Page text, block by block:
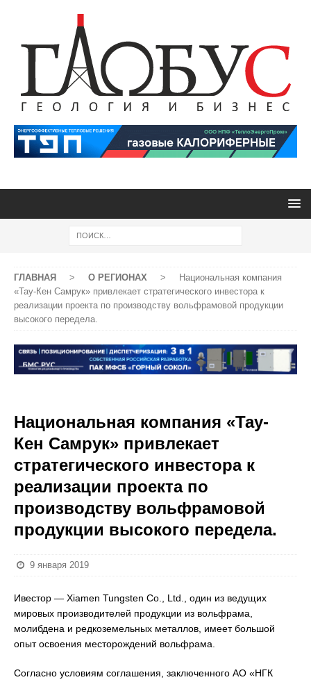
ГЛАВНАЯ > О РЕГИОНАХ >
Национальная компания
«Тау-Кен Самрук» привлекает стратегического инвестора к
реализации проекта по производству вольфрамовой продукции
высокого передела.
Национальная компания «Тау-
Кен Самрук» привлекает
стратегического инвестора к
реализации проекта по
производству вольфрамовой
продукции высокого передела.
9 января 2019
Ивестор — Xiamen Tungsten Co., Ltd., один из ведущих
мировых производителей продукции из вольфрама,
молибдена и редкоземельных металлов, имеет большой
опыт освоения месторождений вольфрама.
Согласно условиям соглашения, заключенного АО «НГК